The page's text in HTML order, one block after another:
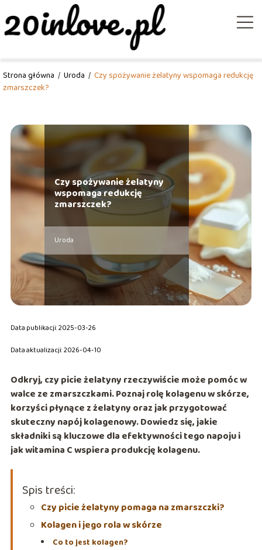
Strona główna / Uroda / Czy spożywanie żelatyny wspomaga redukcję
zmarszczek?
Czy spożywanie żelatyny
wspomaga redukcję
zmarszczek?
Uroda
Data publikacji: 2025-03-26
Data aktualizacji: 2026-04-10
Odkryj, czy picie żelatyny rzeczywiście może pomóc w
walce ze zmarszczkami. Poznaj rolę kolagenu w skórze,
korzyści płynące z żelatyny oraz jak przygotować
skuteczny napój kolagenowy. Dowiedz się, jakie
składniki są kluczowe dla efektywności tego napoju i
jak witamina C wspiera produkcję kolagenu.
Spis treści:
Czy picie żelatyny pomaga na zmarszczki?
Kolagen i jego rola w skórze
Co to jest kolagen?